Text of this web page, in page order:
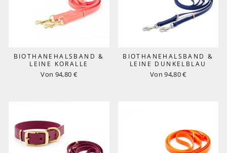
BIOTHANEHALSBAND &
LEINE KORALLE
Von 94,80 €
BIOTHANEHALSBAND &
LEINE DUNKELBLAU
Von 94,80 €